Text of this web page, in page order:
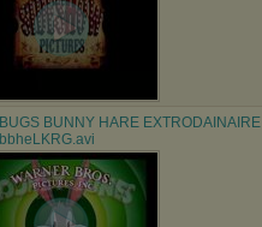
BUGS BUNNY HARE EXTRODAINAIRE
bbheLKRG.avi